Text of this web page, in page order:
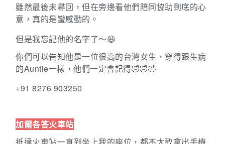
雖然最後未尋回，但在旁邊看他們陪同協助到底的心
意，真的是蠻感動的。
但是我忘記他的名字了～😆
你們可以告知他是一位很高的台灣女生，穿得跟生病
的Auntie一樣，他們一定會記得🤣🤣🤣
+91 8276 903250
加爾各答火車站
抵達火車站一直到坐上我的座位，都不太敢拿出手機